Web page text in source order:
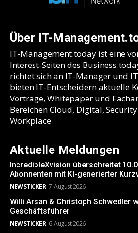
Über IT-
IT-Management.today ist eine
Interest-Seiten des
richtet sich an IT-Manager und
bieten IT-Entscheidern aktuelle
Vorträge, Whitepaper und
Bereichen Cloud, Digital,
Workplace.
Aktuelle Meldungen
IncredibleXvision überschreitet
Abonnenten mit KI-generierter
NEWSTICKER 7. August 2026
Willi Arsan & Christoph Schwedler
Geschäftsführer
NEWSTICKER 6. August 2026